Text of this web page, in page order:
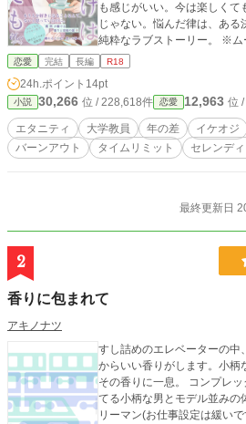
も感じがいい。今は楽しく
じゃない。悩んだ律は、あ
純粋なラブストーリー。 ※ムーンライトノベルズ、エブリス
タでも公開しています。 ※表
恋愛 完結 長編 R18
24h.ポイント 14pt
小説 30,266 位 / 228,618件 恋愛 12,963 位
エタニティ 大学教員 年の差 イケオジ
バーンアウト
タイムリミット セレンデ
最終更新日
2
香りに包まれて
アキノナツ
すし詰めのエレベーターの中
からいい香りがします。小柄
その香りに一息。 コンプレックスだらけだけど、飄々と生き
てる小柄な男とモデル並みの
リーマン(お仕事設定は緩い